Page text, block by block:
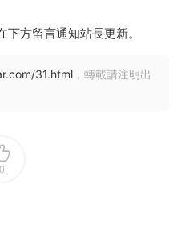
方留言通知站長更新。
31.html ，轉載請注明出
0